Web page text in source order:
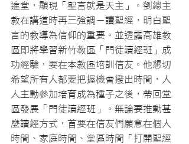
進堂，顯現「聖言就是天主」。劉總主
教在講道時再三強調－讀聖經，明白聖
言的教導為信仰的重要。並透露高雄教
區即將學習新竹教區「門徒讀經班」成
功經驗，要在本教區培訓信友。他懇切
希望所有人都要把握機會撥出時間，人
人主動參加培育成為種子之後，帶回堂
區發展「門徒讀經班」。無論要推動甚
麼讀經方式，首要在信友們願意在個人
時間、家庭時間、堂區時間「打開聖經